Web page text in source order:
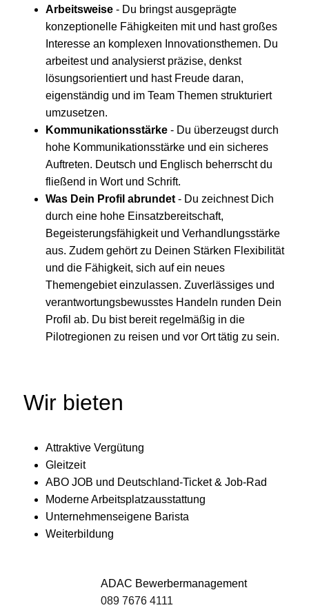
Arbeitsweise - Du bringst ausgeprägte
konzeptionelle Fähigkeiten mit und hast großes
Interesse an komplexen Innovationsthemen. Du
arbeitest und analysierst präzise, denkst
lösungsorientiert und hast Freude daran,
eigenständig und im Team Themen strukturiert
umzusetzen.
Kommunikationsstärke - Du überzeugst durch
hohe Kommunikationsstärke und ein sicheres
Auftreten. Deutsch und Englisch beherrscht du
fließend in Wort und Schrift.
Was Dein Profil abrundet - Du zeichnest Dich
durch eine hohe Einsatzbereitschaft,
Begeisterungsfähigkeit und Verhandlungsstärke
aus. Zudem gehört zu Deinen Stärken Flexibilität
und die Fähigkeit, sich auf ein neues
Themengebiet einzulassen. Zuverlässiges und
verantwortungsbewusstes Handeln runden Dein
Profil ab. Du bist bereit regelmäßig in die
Pilotregionen zu reisen und vor Ort tätig zu sein.
Wir bieten
Attraktive Vergütung
Gleitzeit
ABO JOB und Deutschland-Ticket & Job-Rad
Moderne Arbeitsplatzausstattung
Unternehmenseigene Barista
Weiterbildung
ADAC Bewerbermanagement
089 7676 4111